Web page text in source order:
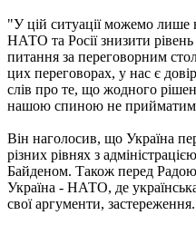
"У цій ситуації можемо лише
НАТО та Росії знизити
питання за переговорним
цих переговорах, у нас є
слів про те, що жодного
нашою спиною не
Він наголосив, що Україна
різних рівнях з
Байденом. Також перед Радою
Україна - НАТО, де
свої аргументи, застереження.